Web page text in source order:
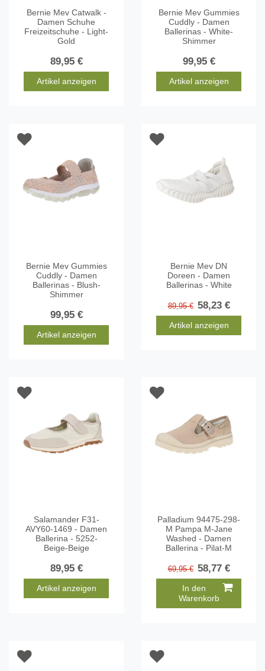
Bernie Mev Catwalk -
Damen Schuhe
Freizeitschuhe - Light-
Gold
89,95 €
Artikel anzeigen
Bernie Mev Gummies
Cuddly - Damen
Ballerinas - White-
Shimmer
99,95 €
Artikel anzeigen
Bernie Mev Gummies
Cuddly - Damen
Ballerinas - Blush-
Shimmer
99,95 €
Artikel anzeigen
Bernie Mev DN
Doreen - Damen
Ballerinas - White
89,95 € 58,23 €
Artikel anzeigen
Salamander F31-
AVY60-1469 - Damen
Ballerina - 5252-
Beige-Beige
89,95 €
Artikel anzeigen
Palladium 94475-298-
M Pampa M-Jane
Washed - Damen
Ballerina - Pilat-M
69,95 € 58,77 €
In den
Warenkorb